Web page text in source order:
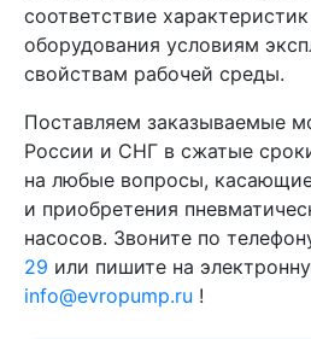
соответствие
оборудования условиям
свойствам рабочей среды.
Поставляем заказываемые
России и СНГ в сжатые
на любые вопросы,
и приобретения
насосов. Звоните по
29 или пишите на
info@evropump.ru !